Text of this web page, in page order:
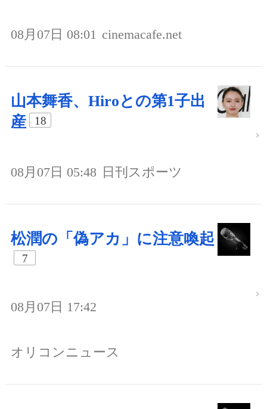
08月07日 08:01 cinemacafe.net
山本舞香、Hiroとの第1子出
産
18
08月07日 05:48 日刊スポーツ
松潤の「偽アカ」に注意喚起
7
08月07日 17:42
オリコンニュース